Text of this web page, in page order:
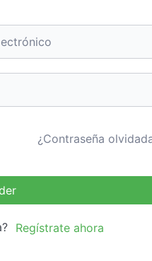
¿Contraseña
Regístrate ahora